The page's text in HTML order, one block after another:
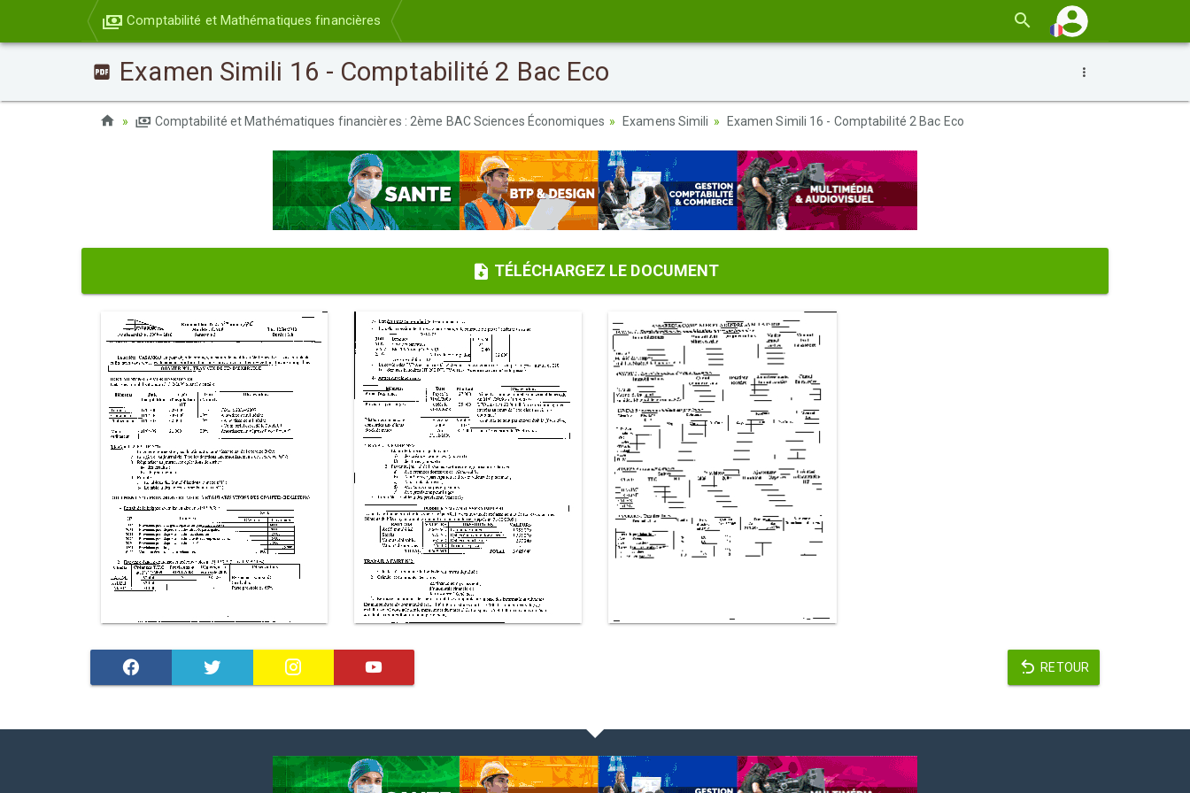
Comptabilité et Mathématiques financières
Examen Simili 16 - Comptabilité 2 Bac Eco
Comptabilité et Mathématiques financières : 2ème BAC Sciences Économiques Examens Simili Examen Simili 16 - Comptabilité 2 Bac Eco
TÉLÉCHARGEZ LE DOCUMENT
RETOUR